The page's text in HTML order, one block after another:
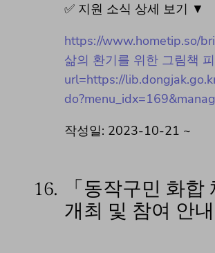
✅ 지원 소식 상세 보기 ▼
https://www.hometip.so/
삶의 환기를 위한 그림책
url=https://
작성일: 2023-10-21 ~
16.
「동작구민 화합
개최 및 참여 안내